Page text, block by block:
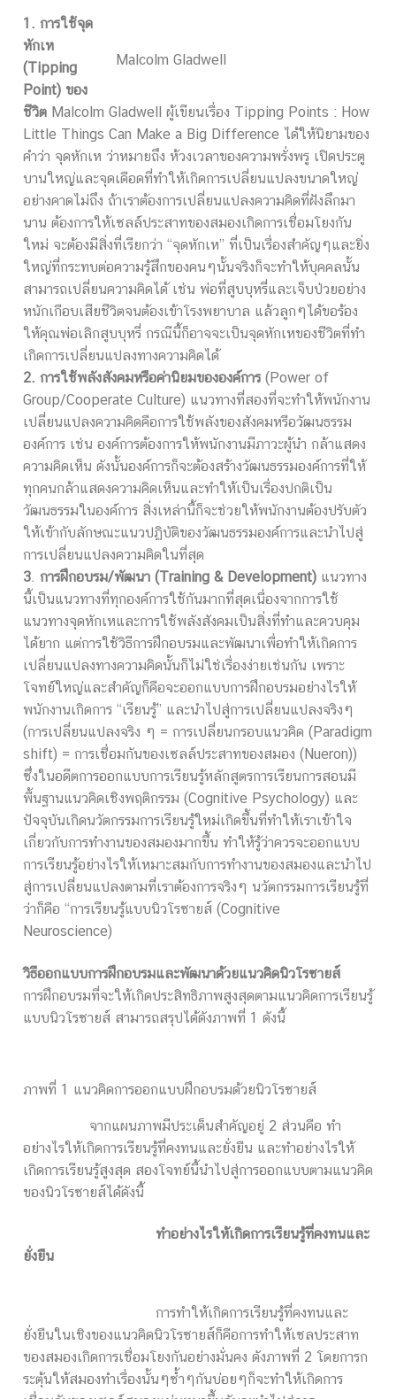
Malcolm Gladwell
1. การใช้จุด
หักเห
(Tipping
Point) ของ
ชีวิต Malcolm Gladwell ผู้เขียนเรื่อง Tipping Points : How
Little Things Can Make a Big Difference ได้ให้นิยามของ
คำว่า จุดหักเห ว่าหมายถึง ห้วงเวลาของความพรั่งพรู เปิดประตู
บานใหญ่และจุดเดือดที่ทำให้เกิดการเปลี่ยนแปลงขนาดใหญ่
อย่างคาดไม่ถึง ถ้าเราต้องการเปลี่ยนแปลงความคิดที่ฝังลึกมา
นาน ต้องการให้เซลล์ประสาทของสมองเกิดการเชื่อมโยงกัน
ใหม่ จะต้องมีสิ่งที่เรียกว่า “จุดหักเห” ที่เป็นเรื่องสำคัญๆและยิ่ง
ใหญ่ที่กระทบต่อความรู้สึกของคนๆนั้นจริงก็จะทำให้บุคคลนั้น
สามารถเปลี่ยนความคิดได้ เช่น พ่อที่สูบบุหรี่และเจ็บป่วยอย่าง
หนักเกือบเสียชีวิตจนต้องเข้าโรงพยาบาล แล้วลูกๆได้ขอร้อง
ให้คุณพ่อเลิกสูบบุหรี่ กรณีนี้ก็อาจจะเป็นจุดหักเหของชีวิตที่ทำ
เกิดการเปลี่ยนแปลงทางความคิดได้
2. การใช้พลังสังคมหรือค่านิยมขององค์การ (Power of
Group/Cooperate Culture) แนวทางที่สองที่จะทำให้พนักงาน
เปลี่ยนแปลงความคิดคือการใช้พลังของสังคมหรือวัฒนธรรม
องค์การ เช่น องค์การต้องการให้พนักงานมีภาวะผู้นำ กล้าแสดง
ความคิดเห็น ดังนั้นองค์การก็จะต้องสร้างวัฒนธรรมองค์การที่ให้
ทุกคนกล้าแสดงความคิดเห็นและทำให้เป็นเรื่องปกติเป็น
วัฒนธรรมในองค์การ สิ่งเหล่านี้ก็จะช่วยให้พนักงานต้องปรับตัว
ให้เข้ากับลักษณะแนวปฏิบัติของวัฒนธรรมองค์การและนำไปสู่
การเปลี่ยนแปลงความคิดในที่สุด
3. การฝึกอบรม/พัฒนา (Training & Development) แนวทาง
นี้เป็นแนวทางที่ทุกองค์การใช้กันมากที่สุดเนื่องจากการใช้
แนวทางจุดหักเหและการใช้พลังสังคมเป็นสิ่งที่ทำและควบคุม
ได้ยาก แต่การใช้วิธีการฝึกอบรมและพัฒนาเพื่อทำให้เกิดการ
เปลี่ยนแปลงทางความคิดนั้นก็ไม่ใช่เรื่องง่ายเช่นกัน เพราะ
โจทย์ใหญ่และสำคัญก็คือจะออกแบบการฝึกอบรมอย่างไรให้
พนักงานเกิดการ “เรียนรู้” และนำไปสู่การเปลี่ยนแปลงจริงๆ
(การเปลี่ยนแปลงจริง ๆ = การเปลี่ยนกรอบแนวคิด (Paradigm
shift) = การเชื่อมกันของเซลล์ประสาทของสมอง (Nueron))
ซึ่งในอดีตการออกแบบการเรียนรู้หลักสูตรการเรียนการสอนมี
พื้นฐานแนวคิดเชิงพฤติกรรม (Cognitive Psychology) และ
ปัจจุบันเกิดนวัตกรรมการเรียนรู้ใหม่เกิดขึ้นที่ทำให้เราเข้าใจ
เกี่ยวกับการทำงานของสมองมากขึ้น ทำให้รู้ว่าควรจะออกแบบ
การเรียนรู้อย่างไรให้เหมาะสมกับการทำงานของสมองและนำไป
สู่การเปลี่ยนแปลงตามที่เราต้องการจริงๆ นวัตกรรมการเรียนรู้ที่
ว่าก็คือ “การเรียนรู้แบบนิวโรซายส์ (Cognitive
Neuroscience)
วิธีออกแบบการฝึกอบรมและพัฒนาด้วยแนวคิดนิวโรซายส์
การฝึกอบรมที่จะให้เกิดประสิทธิภาพสูงสุดตามแนวคิดการเรียนรู้
แบบนิวโรซายส์ สามารถสรุปได้ดังภาพที่ 1 ดังนี้
ภาพที่ 1 แนวคิดการออกแบบฝึกอบรมด้วยนิวโรซายส์
จากแผนภาพมีประเด็นสำคัญอยู่ 2 ส่วนคือ ทำ
อย่างไรให้เกิดการเรียนรู้ที่คงทนและยั่งยืน และทำอย่างไรให้
เกิดการเรียนรู้สูงสุด สองโจทย์นี้นำไปสู่การออกแบบตามแนวคิด
ของนิวโรซายส์ได้ดังนี้
ทำอย่างไรให้เกิดการเรียนรู้ที่คงทนและ
ยั่งยืน
การทำให้เกิดการเรียนรู้ที่คงทนและ
ยั่งยืนในเชิงของแนวคิดนิวโรซายส์ก็คือการทำให้เซลประสาท
ของสมองเกิดการเชื่อมโยงกันอย่างมั่นคง ดังภาพที่ 2 โดยการก
ระตุ้นให้สมองทำเรื่องนั้นๆซ้ำๆกันบ่อยๆก็จะทำให้เกิดการ